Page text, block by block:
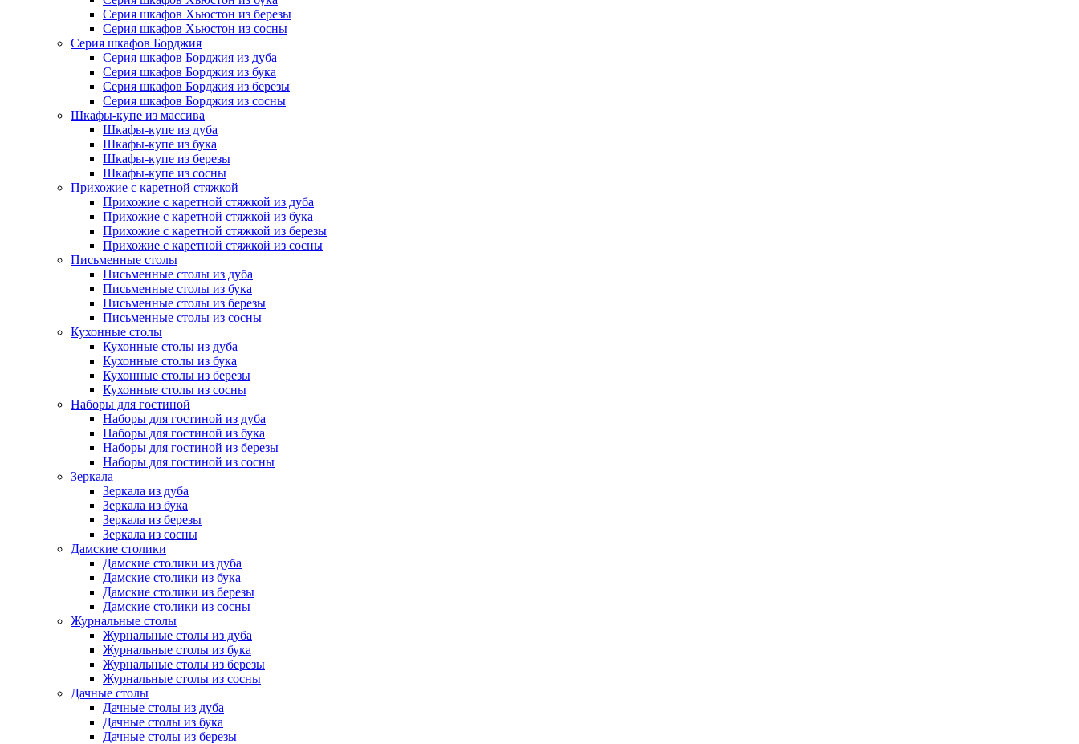
Серия шкафов Хьюстон из березы
Серия шкафов Хьюстон из сосны
Серия шкафов Борджия
Серия шкафов Борджия из дуба
Серия шкафов Борджия из бука
Серия шкафов Борджия из березы
Серия шкафов Борджия из сосны
Шкафы-купе из массива
Шкафы-купе из дуба
Шкафы-купе из бука
Шкафы-купе из березы
Шкафы-купе из сосны
Прихожие с каретной стяжкой
Прихожие с каретной стяжкой из дуба
Прихожие с каретной стяжкой из бука
Прихожие с каретной стяжкой из березы
Прихожие с каретной стяжкой из сосны
Письменные столы
Письменные столы из дуба
Письменные столы из бука
Письменные столы из березы
Письменные столы из сосны
Кухонные столы
Кухонные столы из дуба
Кухонные столы из бука
Кухонные столы из березы
Кухонные столы из сосны
Наборы для гостиной
Наборы для гостиной из дуба
Наборы для гостиной из бука
Наборы для гостиной из березы
Наборы для гостиной из сосны
Зеркала
Зеркала из дуба
Зеркала из бука
Зеркала из березы
Зеркала из сосны
Дамские столики
Дамские столики из дуба
Дамские столики из бука
Дамские столики из березы
Дамские столики из сосны
Журнальные столы
Журнальные столы из дуба
Журнальные столы из бука
Журнальные столы из березы
Журнальные столы из сосны
Дачные столы
Дачные столы из дуба
Дачные столы из бука
Дачные столы из березы